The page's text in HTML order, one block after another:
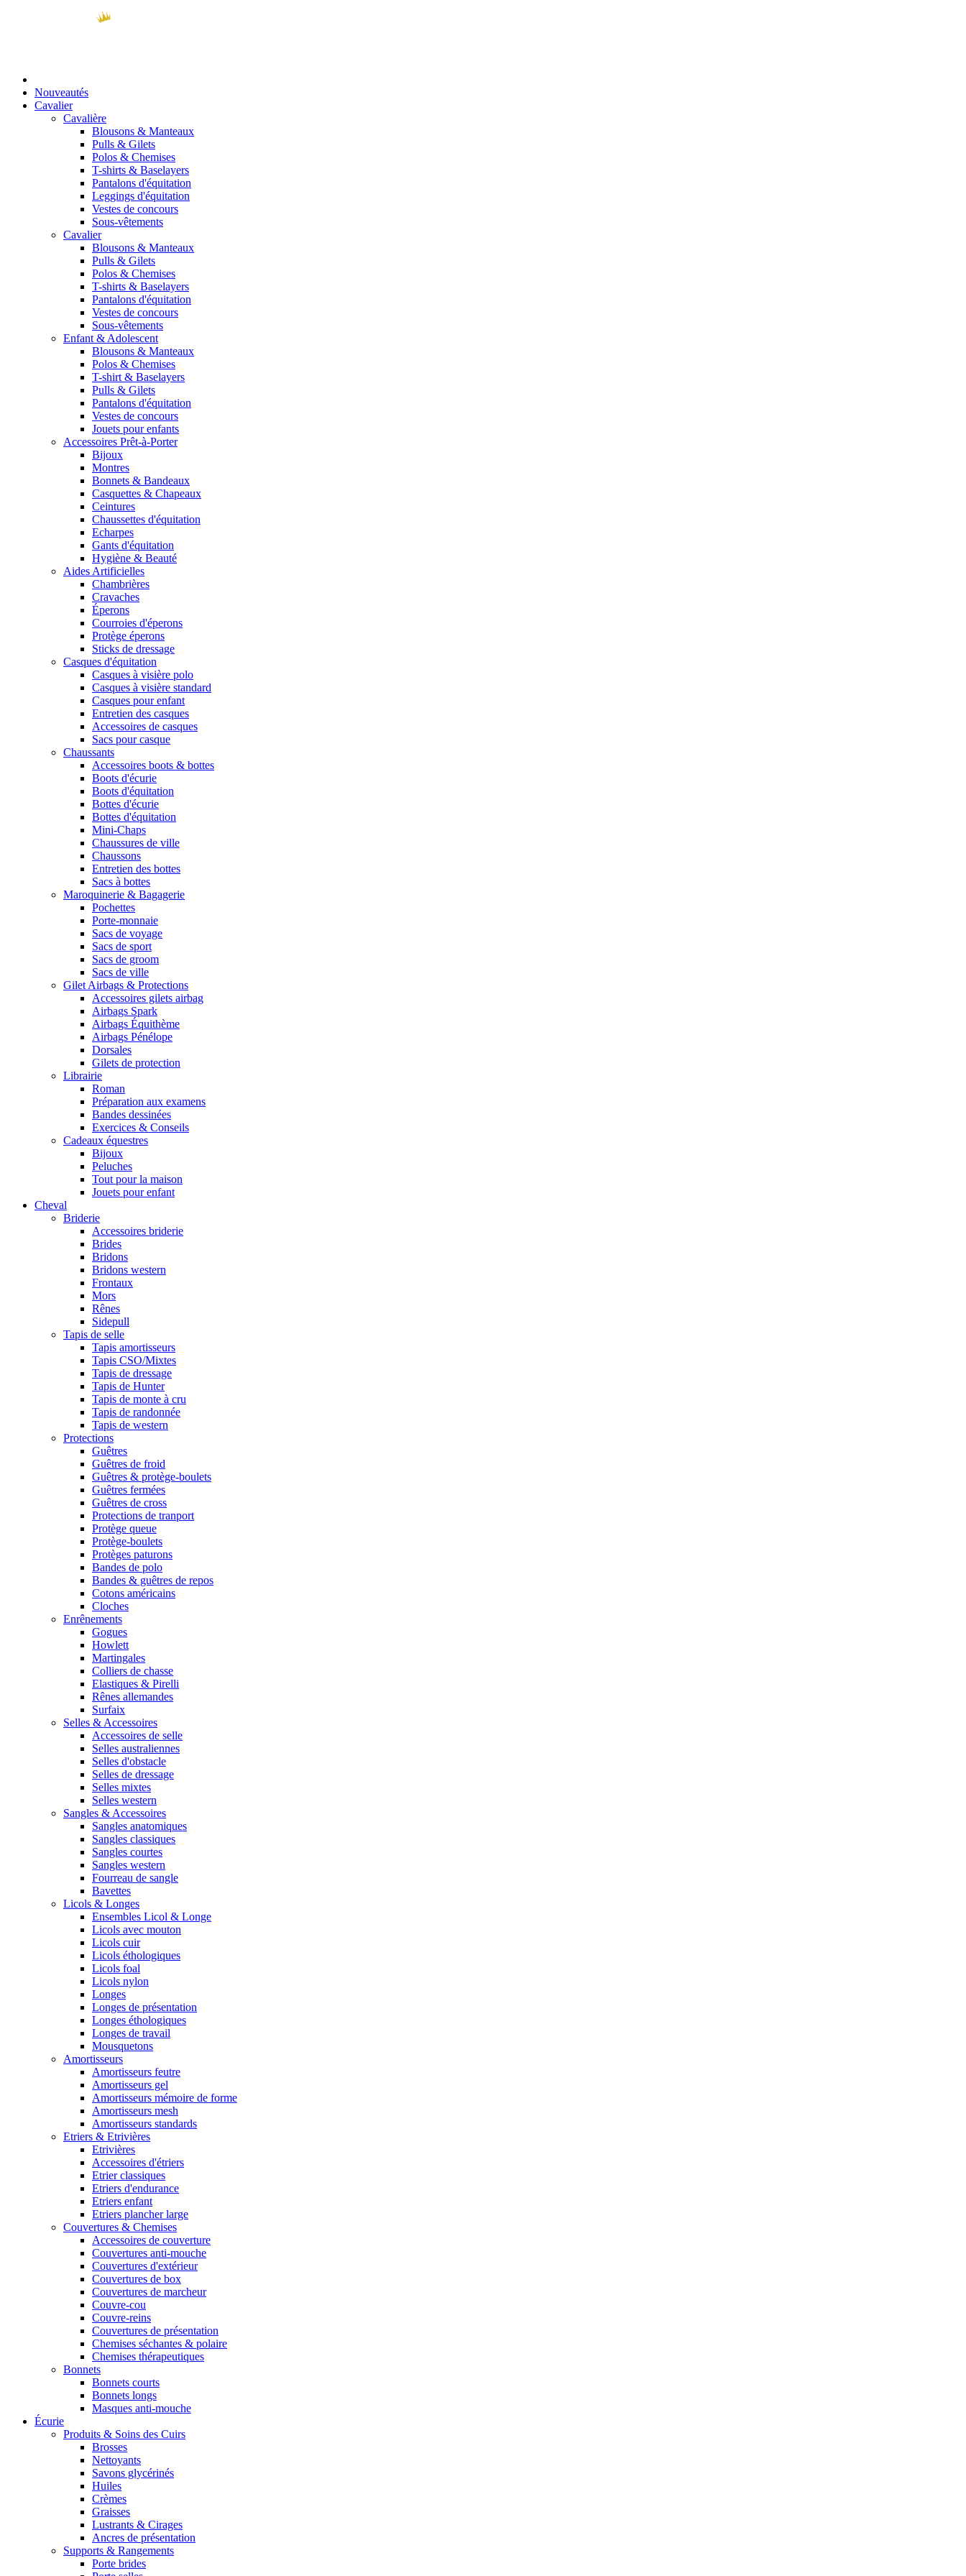
Nouveautés
Cavalier
Cavalière
Blousons & Manteaux
Pulls & Gilets
Polos & Chemises
T-shirts & Baselayers
Pantalons d'équitation
Leggings d'équitation
Vestes de concours
Sous-vêtements
Cavalier
Blousons & Manteaux
Pulls & Gilets
Polos & Chemises
T-shirts & Baselayers
Pantalons d'équitation
Vestes de concours
Sous-vêtements
Enfant & Adolescent
Blousons & Manteaux
Polos & Chemises
T-shirt & Baselayers
Pulls & Gilets
Pantalons d'équitation
Vestes de concours
Jouets pour enfants
Accessoires Prêt-à-Porter
Bijoux
Montres
Bonnets & Bandeaux
Casquettes & Chapeaux
Ceintures
Chaussettes d'équitation
Echarpes
Gants d'équitation
Hygiène & Beauté
Aides Artificielles
Chambrières
Cravaches
Éperons
Courroies d'éperons
Protège éperons
Sticks de dressage
Casques d'équitation
Casques à visière polo
Casques à visière standard
Casques pour enfant
Entretien des casques
Accessoires de casques
Sacs pour casque
Chaussants
Accessoires boots & bottes
Boots d'écurie
Boots d'équitation
Bottes d'écurie
Bottes d'équitation
Mini-Chaps
Chaussures de ville
Chaussons
Entretien des bottes
Sacs à bottes
Maroquinerie & Bagagerie
Pochettes
Porte-monnaie
Sacs de voyage
Sacs de sport
Sacs de groom
Sacs de ville
Gilet Airbags & Protections
Accessoires gilets airbag
Airbags Spark
Airbags Équithème
Airbags Pénélope
Dorsales
Gilets de protection
Librairie
Roman
Préparation aux examens
Bandes dessinées
Exercices & Conseils
Cadeaux équestres
Bijoux
Peluches
Tout pour la maison
Jouets pour enfant
Cheval
Briderie
Accessoires briderie
Brides
Bridons
Bridons western
Frontaux
Mors
Rênes
Sidepull
Tapis de selle
Tapis amortisseurs
Tapis CSO/Mixtes
Tapis de dressage
Tapis de Hunter
Tapis de monte à cru
Tapis de randonnée
Tapis de western
Protections
Guêtres
Guêtres de froid
Guêtres & protège-boulets
Guêtres fermées
Guêtres de cross
Protections de tranport
Protège queue
Protège-boulets
Protèges paturons
Bandes de polo
Bandes & guêtres de repos
Cotons américains
Cloches
Enrênements
Gogues
Howlett
Martingales
Colliers de chasse
Elastiques & Pirelli
Rênes allemandes
Surfaix
Selles & Accessoires
Accessoires de selle
Selles australiennes
Selles d'obstacle
Selles de dressage
Selles mixtes
Selles western
Sangles & Accessoires
Sangles anatomiques
Sangles classiques
Sangles courtes
Sangles western
Fourreau de sangle
Bavettes
Licols & Longes
Ensembles Licol & Longe
Licols avec mouton
Licols cuir
Licols éthologiques
Licols foal
Licols nylon
Longes
Longes de présentation
Longes éthologiques
Longes de travail
Mousquetons
Amortisseurs
Amortisseurs feutre
Amortisseurs gel
Amortisseurs mémoire de forme
Amortisseurs mesh
Amortisseurs standards
Etriers & Etrivières
Etrivières
Accessoires d'étriers
Etrier classiques
Etriers d'endurance
Etriers enfant
Etriers plancher large
Couvertures & Chemises
Accessoires de couverture
Couvertures anti-mouche
Couvertures d'extérieur
Couvertures de box
Couvertures de marcheur
Couvre-cou
Couvre-reins
Couvertures de présentation
Chemises séchantes & polaire
Chemises thérapeutiques
Bonnets
Bonnets courts
Bonnets longs
Masques anti-mouche
Écurie
Produits & Soins des Cuirs
Brosses
Nettoyants
Savons glycérinés
Huiles
Crèmes
Graisses
Lustrants & Cirages
Ancres de présentation
Supports & Rangements
Porte brides